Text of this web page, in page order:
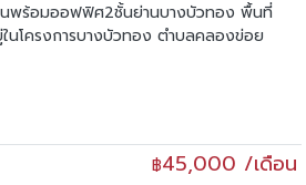
านพร้อมออฟฟิศ2ชั้นย่านบางบัวทอง พื้นที่
นโครงการบางบัวทอง ตำบลคลองข่อย
฿45,000 /เดือน